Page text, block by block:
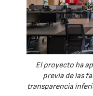
El proyecto ha
previa de las
transparencia